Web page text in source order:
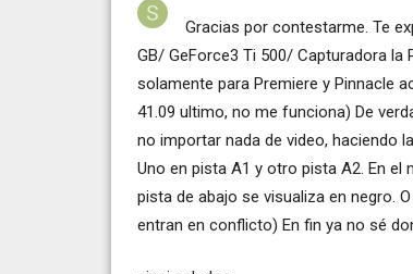
Gracias por contestarme. Te
GB/ GeForce3 Ti 500/ Capturadora la
solamente para Premiere y Pinnacle
41.09 ultimo, no me funciona) De
no importar nada de video, haciendo
Uno en pista A1 y otro pista A2. En el
pista de abajo se visualiza en negro.
entran en conflicto) En fin ya no sé